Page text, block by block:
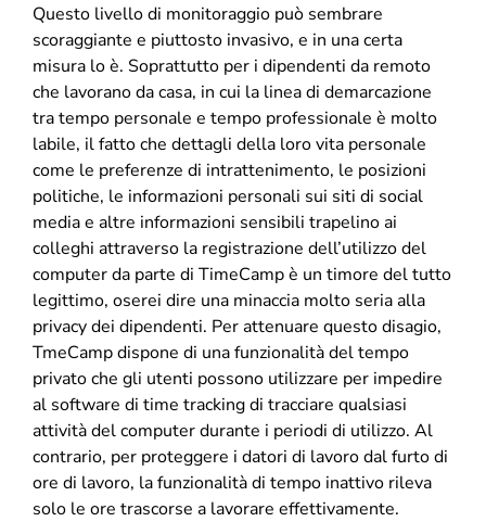
Questo livello di monitoraggio può sembrare
scoraggiante e piuttosto invasivo, e in una certa
misura lo è. Soprattutto per i dipendenti da remoto
che lavorano da casa, in cui la linea di demarcazione
tra tempo personale e tempo professionale è molto
labile, il fatto che dettagli della loro vita personale
come le preferenze di intrattenimento, le posizioni
politiche, le informazioni personali sui siti di social
media e altre informazioni sensibili trapelino ai
colleghi attraverso la registrazione dell’utilizzo del
computer da parte di TimeCamp è un timore del tutto
legittimo, oserei dire una minaccia molto seria alla
privacy dei dipendenti. Per attenuare questo disagio,
TmeCamp dispone di una funzionalità del tempo
privato che gli utenti possono utilizzare per impedire
al software di time tracking di tracciare qualsiasi
attività del computer durante i periodi di utilizzo. Al
contrario, per proteggere i datori di lavoro dal furto di
ore di lavoro, la funzionalità di tempo inattivo rileva
solo le ore trascorse a lavorare effettivamente.